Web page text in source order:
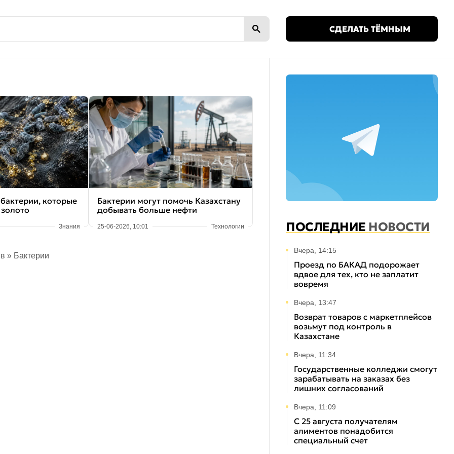
СДЕЛАТЬ ТЁМНЫМ
которые
Знания
Бактерии могут помочь Казахстану
добывать больше нефти
25-06-2026, 10:01 Технологии
» Бактерии
ПОСЛЕДНИЕ НОВОСТИ
Вчера, 14:15
Проезд по БАКАД подорожает
вдвое для тех, кто не заплатит
вовремя
Вчера, 13:47
Возврат товаров с маркетплейсов
возьмут под контроль в
Казахстане
Вчера, 11:34
Государственные колледжи смогут
зарабатывать на заказах без
лишних согласований
Вчера, 11:09
С 25 августа получателям
алиментов понадобится
специальный счет